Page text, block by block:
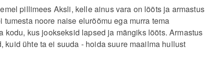
pillimees Aksli, kelle ainus vara on lõõts ja armastus
noore naise elurõõmu ega murra tema
kodu, kus jookseksid lapsed ja mängiks lõõts. Armastus
kuid ühte ta ei suuda - hoida suure maailma hullust